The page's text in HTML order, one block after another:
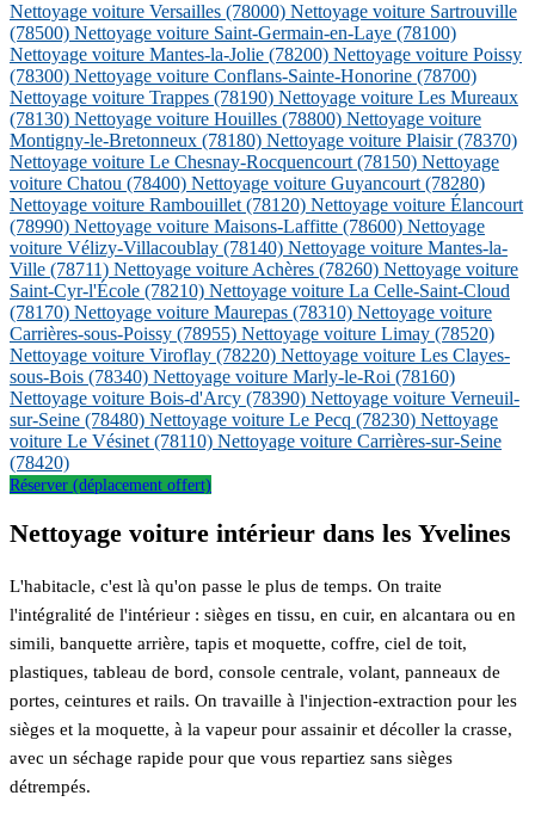
Nettoyage voiture Versailles (78000) Nettoyage voiture Sartrouville
(78500) Nettoyage voiture Saint-Germain-en-Laye (78100)
Nettoyage voiture Mantes-la-Jolie (78200) Nettoyage voiture Poissy
(78300) Nettoyage voiture Conflans-Sainte-Honorine (78700)
Nettoyage voiture Trappes (78190) Nettoyage voiture Les Mureaux
(78130) Nettoyage voiture Houilles (78800) Nettoyage voiture
Montigny-le-Bretonneux (78180) Nettoyage voiture Plaisir(78370)
Nettoyage voiture Le Chesnay-Rocquencourt(78150) Nettoyage
voiture Chatou (78400) Nettoyage voiture Guyancourt(78280)
Nettoyage voiture Rambouillet(78120) Nettoyage voiture Élancourt
(78990) Nettoyage voiture Maisons-Laffitte (78600) Nettoyage
voiture Vélizy-Villacoublay (78140) Nettoyage voiture Mantes-la-
Ville (78711) Nettoyage voiture Achères (78260) Nettoyage voiture
Saint-Cyr-l'École (78210) Nettoyage voiture La Celle-Saint-Cloud
(78170) Nettoyage voiture Maurepas (78310) Nettoyage voiture
Carrières-sous-Poissy (78955) Nettoyage voiture Limay (78520)
Nettoyage voiture Viroflay (78220) Nettoyage voiture Les Clayes-
sous-Bois (78340) Nettoyage voiture Marly-le-Roi (78160)
Nettoyage voiture Bois-d'Arcy (78390) Nettoyage voiture Verneuil-
sur-Seine (78480) Nettoyage voiture Le Pecq (78230) Nettoyage
voiture Le Vésinet(78110) Nettoyage voiture Carrières-sur-Seine
(78420)
Réserver (déplacement offert)
Nettoyage voiture intérieur dans les Yvelines
L'habitacle, c'est là qu'on passe le plus de temps. On traite
l'intégralité de l'intérieur : sièges en tissu, en cuir, en alcantara ou en
simili, banquette arrière, tapis et moquette, coffre, ciel de toit,
plastiques, tableau de bord, console centrale, volant, panneaux de
portes, ceintures et rails. On travaille à l'injection-extraction pour les
sièges et la moquette, à la vapeur pour assainir et décoller la crasse,
avec un séchage rapide pour que vous repartiez sans sièges
détrempés.